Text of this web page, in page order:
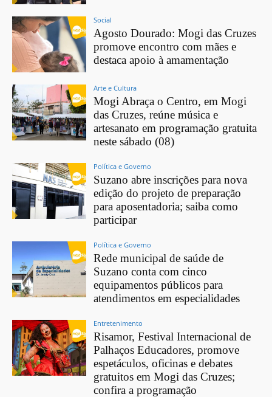
Social
Agosto Dourado: Mogi das Cruzes
promove encontro com mães e
destaca apoio à amamentação
Arte e Cultura
Mogi Abraça o Centro, em Mogi
das Cruzes, reúne música e
artesanato em programação gratuita
neste sábado (08)
Política e Governo
Suzano abre inscrições para nova
edição do projeto de preparação
para aposentadoria; saiba como
participar
Política e Governo
Rede municipal de saúde de
Suzano conta com cinco
equipamentos públicos para
atendimentos em especialidades
Entretenimento
Risamor, Festival Internacional de
Palhaços Educadores, promove
espetáculos, oficinas e debates
gratuitos em Mogi das Cruzes;
confira a programação